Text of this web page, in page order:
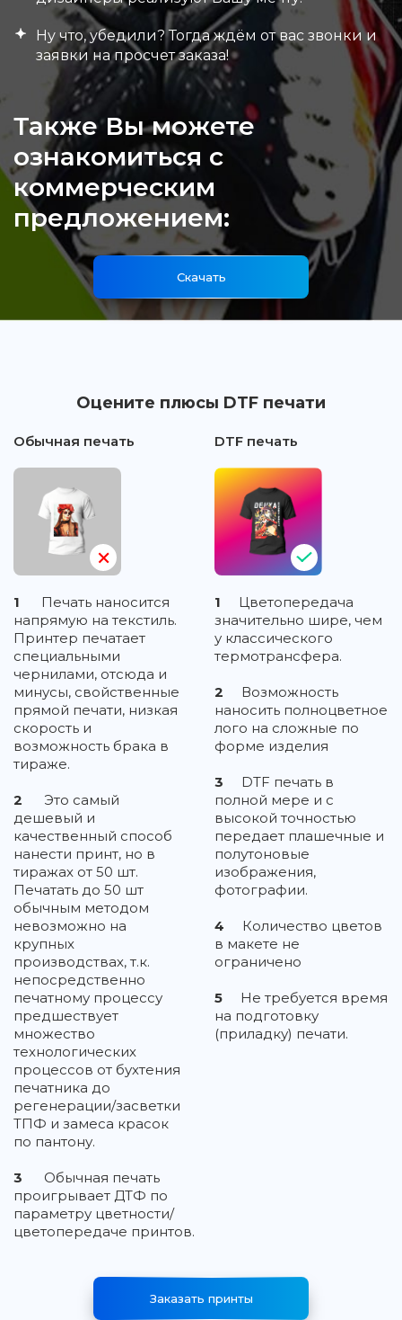
Ну что, убедили? Тогда ждём от вас звонки и
заявки на просчет заказа!
Также Вы можете
ознакомиться с
коммерческим
предложением:
Скачать
Оцените плюсы DTF печати
Обычная печать
1
Печать наносится
напрямую на текстиль.
Принтер печатает
специальными
чернилами, отсюда и
минусы, свойственные
прямой печати, низкая
скорость и
возможность брака в
тираже.
2
Это самый
дешевый и
качественный способ
нанести принт, но в
тиражах от 50 шт.
Печатать до 50 шт
обычным методом
невозможно на
крупных
производствах, т.к.
непосредственно
печатному процессу
предшествует
множество
технологических
процессов от бухтения
печатника до
регенерации/засветки
ТПФ и замеса красок
по пантону.
3
Обычная печать
проигрывает ДТФ по
параметру цветности/
цветопередаче принтов.
DTF печать
1
Цветопередача
значительно шире, чем
у классического
термотрансфера.
2
Возможность
наносить полноцветное
лого на сложные по
форме изделия
3
DTF печать в
полной мере и с
высокой точностью
передает плашечные и
полутоновые
изображения,
фотографии.
4
Количество цветов
в макете не
ограничено
5
Не требуется время
на подготовку
(приладку) печати.
Заказать принты